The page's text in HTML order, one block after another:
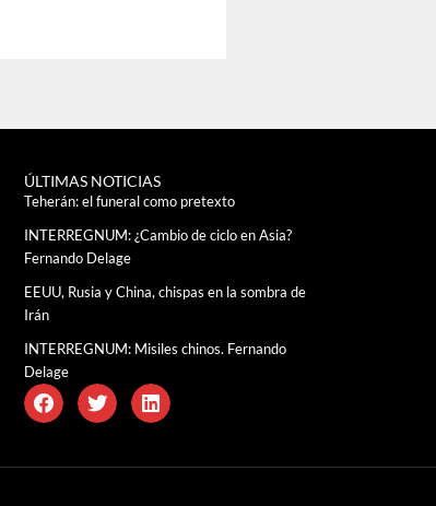
ÚLTIMAS NOTICIAS
Teherán: el funeral como pretexto
INTERREGNUM: ¿Cambio de ciclo en Asia?
Fernando Delage
EEUU, Rusia y China, chispas en la sombra de
Irán
INTERREGNUM: Misiles chinos. Fernando
Delage